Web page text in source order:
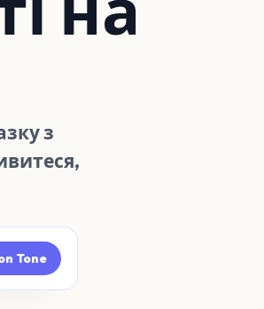
з
Tone